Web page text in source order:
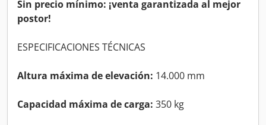
Sin precio mínimo: ¡venta garantizada al mejor
postor!
ESPECIFICACIONES TÉCNICAS
Altura máxima de elevación: 14.000 mm
Capacidad máxima de carga: 350 kg